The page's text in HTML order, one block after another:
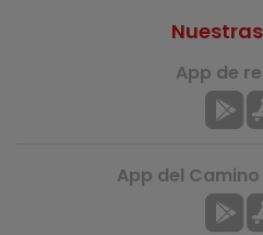
App de
App del